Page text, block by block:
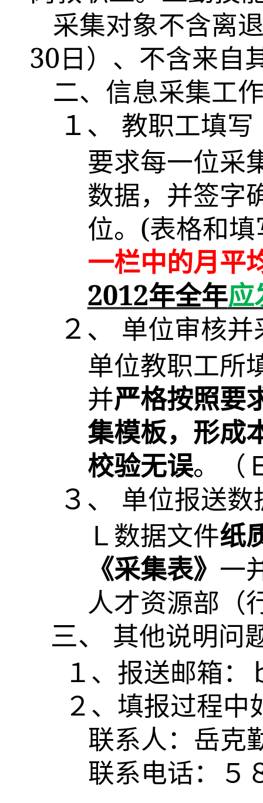
采集对象不含离
30日）、不含来自
二、信息采集工
１、
教职工填
要求每一位采
数据，并签字
位。 (表格和
一栏中的月平
2012年全年应
２、
单位审核
单位教职工所
并严格按照要
集模板，形成
校验无误。（
３、
单位报送
Ｌ数据文件纸
《采集表》 一
人才资源部（
三、
其他说明问
１、报送邮箱
２、填报过程
联系人：岳克
联系电话：５